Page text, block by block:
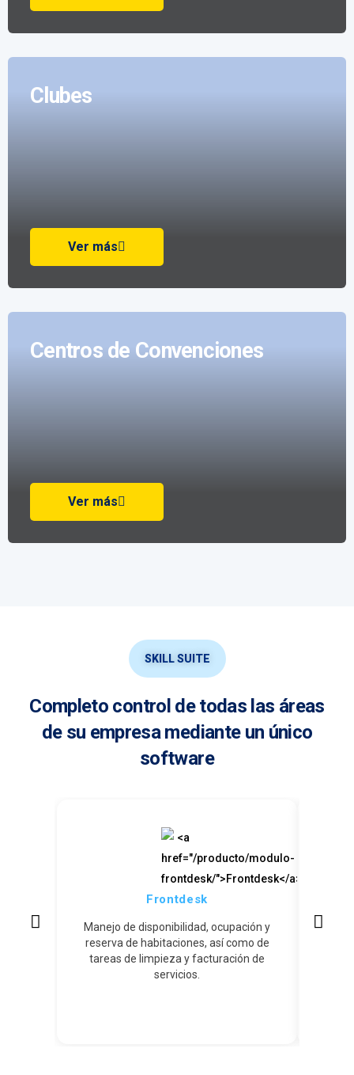
Clubes
Ver más
Centros de Convenciones
Ver más
SKILL SUITE
Completo control de todas las áreas
de su empresa mediante un único
software
Frontdesk
Manejo de disponibilidad, ocupación y
reserva de habitaciones, así como de
tareas de limpieza y facturación de
servicios.
varios